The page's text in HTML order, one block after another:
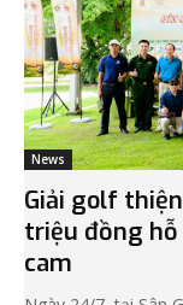
News
Giải golf
triệu đồng
cam